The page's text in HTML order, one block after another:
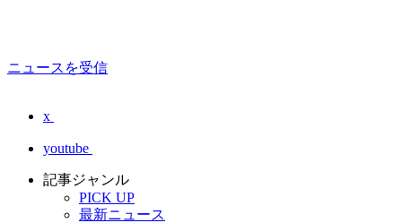
ニュースを受信
x
youtube
記事ジャンル
PICK UP
最新ニュース